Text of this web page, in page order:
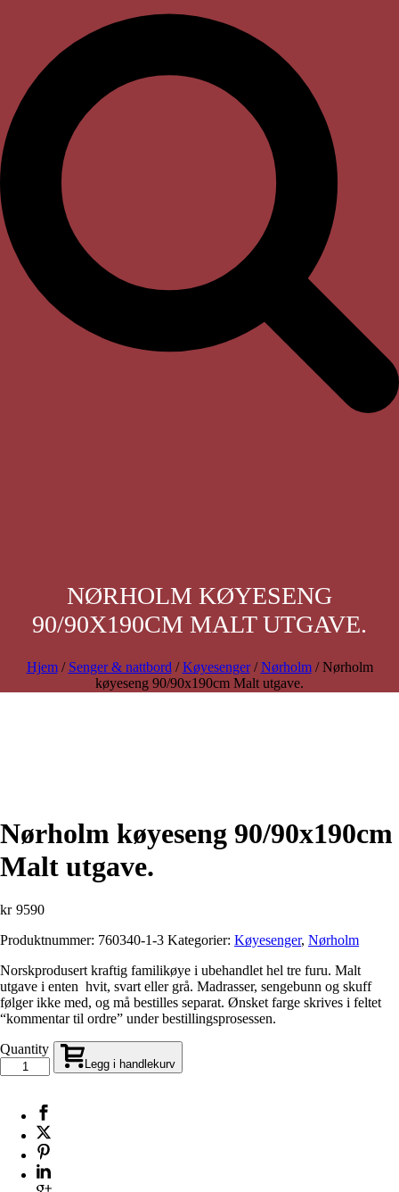
NØRHOLM KØYESENG
90/90X190CM MALT UTGAVE.
Hjem/ Senger & nattbord /Køyesenger/Nørholm/ Nørholm
køyeseng 90/90x190cm Malt utgave.
Nørholm køyeseng 90/90x190cm
Malt utgave.
kr 9590
Produktnummer: 760340-1-3 Kategorier: Køyesenger, Nørholm
Norskprodusert kraftig familikøye i ubehandlet hel tre furu. Malt
utgave i enten hvit, svart eller grå. Madrasser, sengebunn og skuff
følger ikke med, og må bestilles separat. Ønsket farge skrives i feltet
“kommentar til ordre” under bestillingsprosessen.
Quantity
Legg i handlekurv